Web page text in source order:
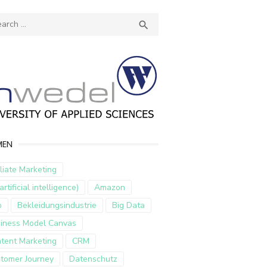

Marketing
intelligence)
Amazon
Bekleidungsindustrie
Big Data
Model Canvas
Marketing
CRM
Journey
Datenschutz